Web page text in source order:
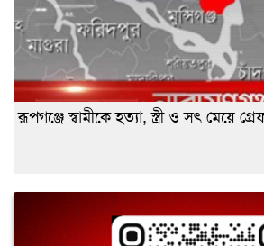
রূপগঞ্জে স্বামীকে হত্যা, স্ত্রী ও সৎ মেয়ে